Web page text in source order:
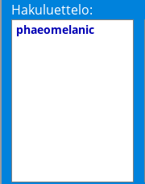
Hakuluettelo:
phaeomelanic